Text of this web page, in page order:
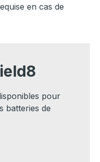
en cas de
pour
batteries de